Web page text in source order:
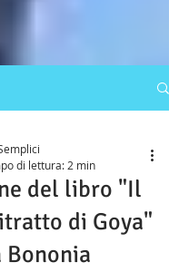
del libro "Il
di Goya"
di lettura: 2 min